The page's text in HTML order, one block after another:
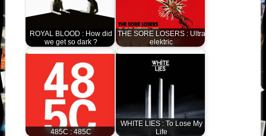
ROYAL BLOOD : How did
we get so dark ?
THE SORE LOSERS : Ultra
elektric
485C : 485C
WHITE LIES : To Lose My
Life